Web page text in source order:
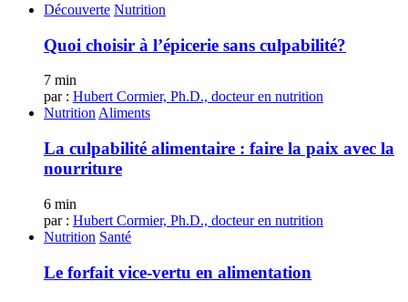
Découverte Nutrition
Quoi choisir à l’épicerie sans culpabilité?
7 min
par : Hubert Cormier, Ph.D., docteur en nutrition
Nutrition Aliments
La culpabilité alimentaire : faire la paix avec la
nourriture
6 min
par : Hubert Cormier, Ph.D., docteur en nutrition
Nutrition Santé
Le forfait vice-vertu en alimentation